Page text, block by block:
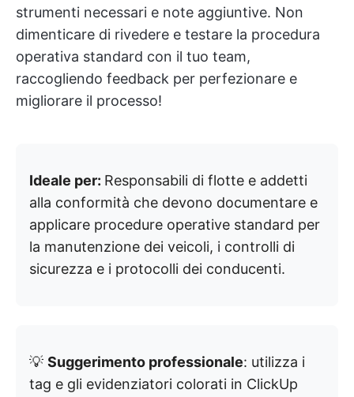
strumenti necessari e note aggiuntive. Non
dimenticare di rivedere e testare la procedura
operativa standard con il tuo team,
raccogliendo feedback per perfezionare e
migliorare il processo!
Ideale per: Responsabili di flotte e addetti
alla conformità che devono documentare e
applicare procedure operative standard per
la manutenzione dei veicoli, i controlli di
sicurezza e i protocolli dei conducenti.
💡 Suggerimento professionale: utilizza i
tag e gli evidenziatori colorati in ClickUp